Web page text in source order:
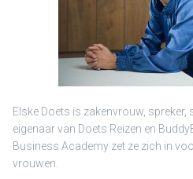
Elske Doets is zakenvrouw, spreker,
eigenaar van Doets Reizen en
Business Academy zet ze zich in
vrouwen.